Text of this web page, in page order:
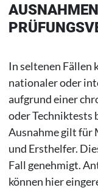
In seltenen Fällen
nationaler oder
aufgrund einer
oder Techniktests
Ausnahme gilt für
und Ersthelfer.
Fall genehmigt.
können hier